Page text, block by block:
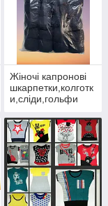
Жіночі капронові
шкарпетки,колготк
и,сліди,гольфи